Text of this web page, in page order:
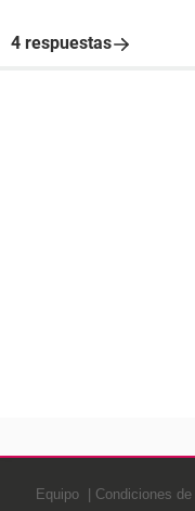
4 respuestas
Equipo Condiciones de